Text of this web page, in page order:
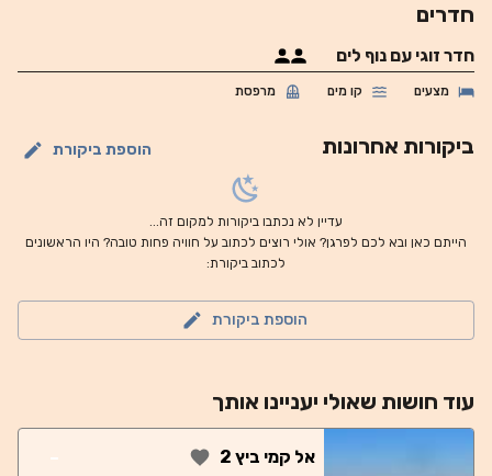
חדרים
חדר זוגי עם נוף לים
מצעים קו מים מרפסת
ביקורות אחרונות הוספת ביקורת
עדיין לא נכתבו ביקורות למקום זה...
הייתם כאן ובא לכם לפרגן? אולי רוצים לכתוב על חוויה פחות טובה? היו הראשונים
לכתוב ביקורת:
הוספת ביקורת
עוד חושות שאולי יעניינו אותך
אל קמי ביץ 2 -